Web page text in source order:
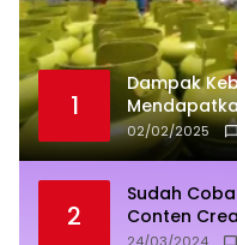
1
Dampak
02/02/2025
2
Sudah
Conten